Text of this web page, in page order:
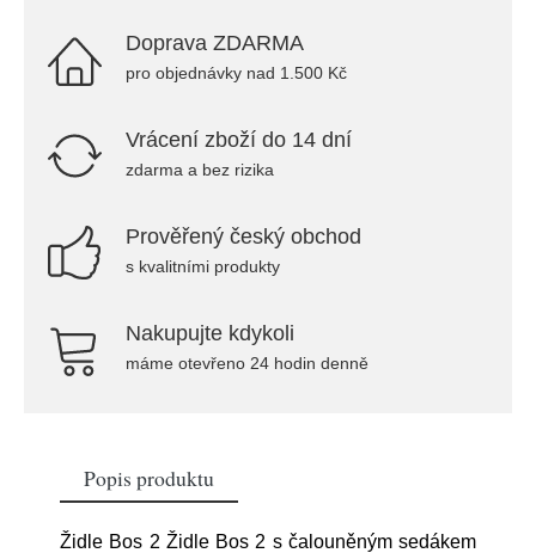
Doprava ZDARMA
pro objednávky nad 1.500 Kč
Vrácení zboží do 14 dní
zdarma a bez rizika
Prověřený český obchod
s kvalitními produkty
Nakupujte kdykoli
máme otevřeno 24 hodin denně
Popis produktu
Židle Bos 2 Židle Bos 2 s čalouněným sedákem